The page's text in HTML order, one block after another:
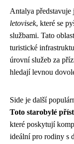
Antalya představuje
letovisek, které se
službami. Tato
turistické
úrovní služeb za
hledají levnou
Side je další
Toto starobylé
které poskytují
ideální pro rodiny s